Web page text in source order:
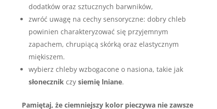
dodatków oraz sztucznych barwników,
zwróć uwagę na cechy sensoryczne: dobry chleb
powinien charakteryzować się przyjemnym
zapachem, chrupiącą skórką oraz elastycznym
miękiszem.
wybierz chleby wzbogacone o nasiona, takie jak
słonecznikczy siemię lniane.
Pamiętaj, że ciemniejszy kolor pieczywa nie zawsze